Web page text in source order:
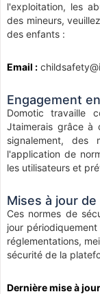
l'exploitation, les
des mineurs,
des enfants :
Email :
Engagement
Domotic travaille
Jtaimerais grâce à
signalement, des
l'application de
les utilisateurs et
Mises à jour
Ces normes de
jour
réglementations,
sécurité de la
Dernière mise à